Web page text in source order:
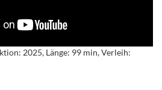
2025, Länge: 99 min, Verleih: